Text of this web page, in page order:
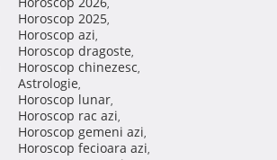
,
Horoscop 2025,
Horoscop azi,
Horoscop dragoste,
Horoscop chinezesc,
Astrologie,
Horoscop lunar,
Horoscop rac azi,
Horoscop gemeni azi,
Horoscop fecioara azi,